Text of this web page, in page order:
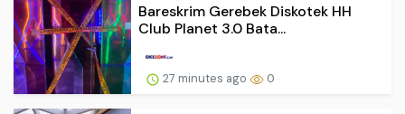
Bareskrim Gerebek Diskotek HH
Club Planet 3.0 Bata...
27 minutes ago 0